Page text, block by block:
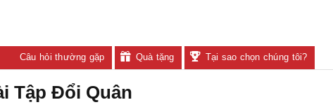
Câu hỏi thường gặp Quà tặng Tại sao chọn chúng tôi?
Tập Đổi Quân